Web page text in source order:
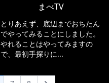
まべTV
とりあえず、底辺までおちたん
でやってみることにしました。
やれることはやってみますの
で、最初手探りに...